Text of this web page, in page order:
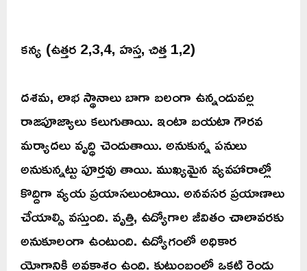
కన్య (ఉత్తర 2,3,4, హస్త, చిత్త 1,2)
దశమ, లాభ స్థానాలు బాగా బలంగా ఉన్నందువల్ల
రాజపూజ్యాలు కలుగుతాయి. ఇంటా బయటా గౌరవ
మర్యాదలు వృద్ధి చెందుతాయి. అనుకున్న పనులు
అనుకున్నట్టు పూర్తవు తాయి. ముఖ్యమైన వ్యవహారాల్లో
కొద్దిగా వ్యయ ప్రయాసలుంటాయి. అనవసర ప్రయాణాలు
చేయాల్సి వస్తుంది. వృత్తి, ఉద్యోగాల జీవితం చాలావరకు
అనుకూలంగా ఉంటుంది. ఉద్యోగంలో అధికార
యోగానికి అవకాశం ఉంది. కుటుంబంలో ఒకటి రెండు